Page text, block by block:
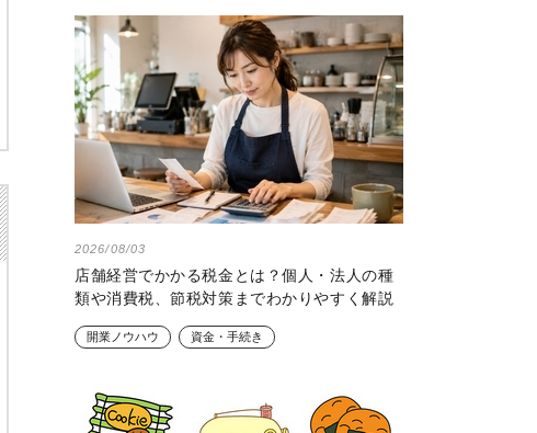
2026/08/03
店舗経営でかかる税金とは？個人・法人の種
類や消費税、節税対策までわかりやすく解説
開業ノウハウ 資金・手続き